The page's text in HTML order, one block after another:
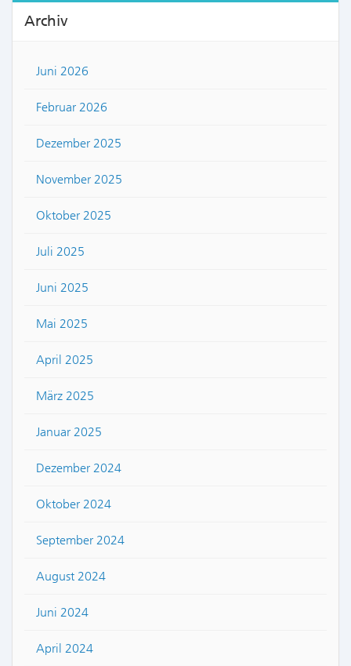
Archiv
Juni 2026
Februar 2026
Dezember 2025
November 2025
Oktober 2025
Juli 2025
Juni 2025
Mai 2025
April 2025
März 2025
Januar 2025
Dezember 2024
Oktober 2024
September 2024
August 2024
Juni 2024
April 2024